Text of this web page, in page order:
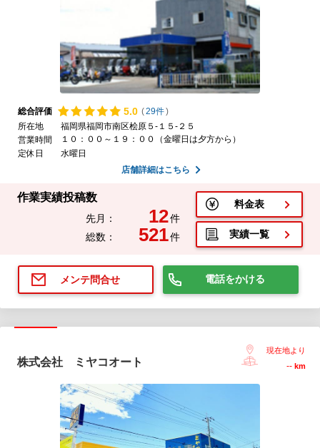
総合評価 5.0 (29件)
所在地
福岡県福岡市南区桧原５-１５-２５
営業時間
１０：００～１９：００（金曜日は夕方から）
定休日
水曜日
店舗詳細はこちら
作業実績投稿数
先月： 12件
総数：
521件
料金表
実績一覧
メンテ問合せ 電話をかける
株式会社 ミヤコオート
現在地より
-- km